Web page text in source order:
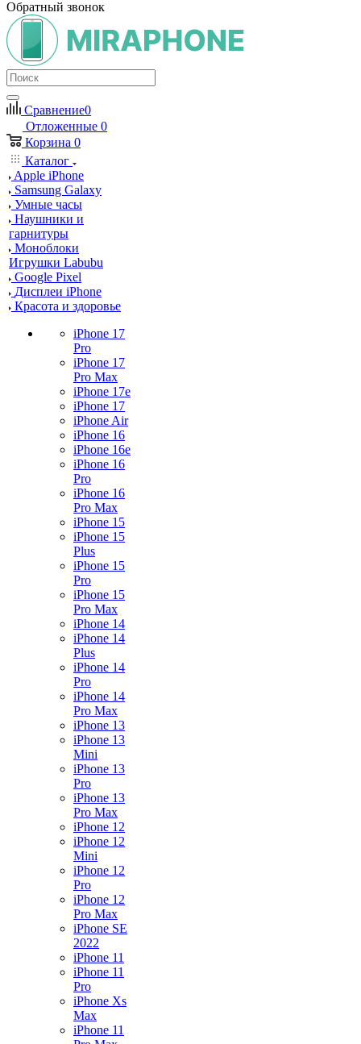
Обратный звонок
Сравнение0
Отложенные 0
Корзина 0
Каталог
Apple iPhone
Samsung Galaxy
Умные часы
Наушники и
гарнитуры
Моноблоки
Игрушки Labubu
Google Pixel
Дисплеи iPhone
Красота и здоровье
iPhone 17
Pro
iPhone 17
Pro Max
iPhone 17e
iPhone 17
iPhone Air
iPhone 16
iPhone 16e
iPhone 16
Pro
iPhone 16
Pro Max
iPhone 15
iPhone 15
Plus
iPhone 15
Pro
iPhone 15
Pro Max
iPhone 14
iPhone 14
Plus
iPhone 14
Pro
iPhone 14
Pro Max
iPhone 13
iPhone 13
Mini
iPhone 13
Pro
iPhone 13
Pro Max
iPhone 12
iPhone 12
Mini
iPhone 12
Pro
iPhone 12
Pro Max
iPhone SE
2022
iPhone 11
iPhone 11
Pro
iPhone Xs
Max
iPhone 11